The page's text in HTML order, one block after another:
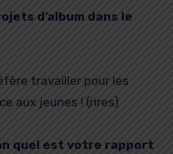
d’album dans le
travailler pour les
aux jeunes ! (rires)
quel est votre rapport